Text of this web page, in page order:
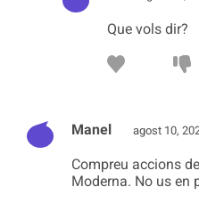
Que vols dir?
Manel agost 10,
Compreu accions
Moderna. No us en